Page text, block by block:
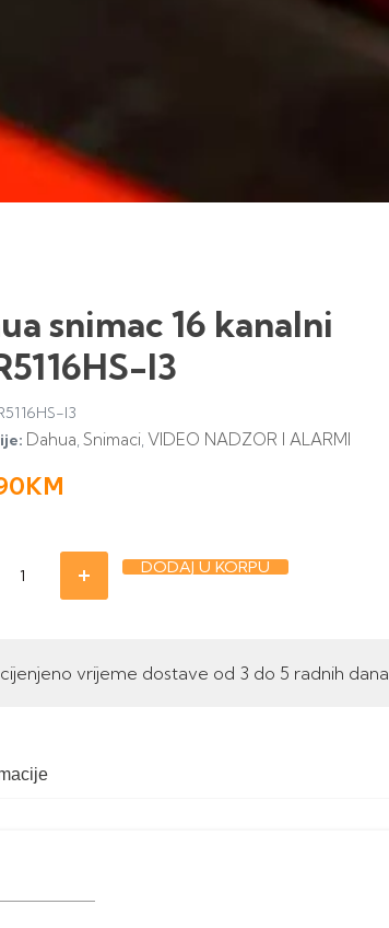
snimac 16 kanalni
I3
I3
Dahua Snimaci VIDEO NADZOR I ALARMI
KM
DODAJ U KORPU
vrijeme dostave od 3 do 5 radnih dana.